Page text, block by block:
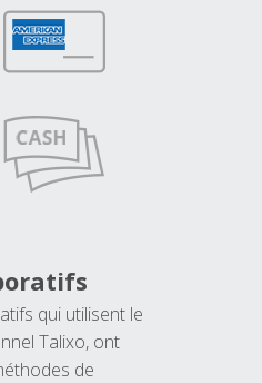
qui utilisent le
Talixo, ont
de